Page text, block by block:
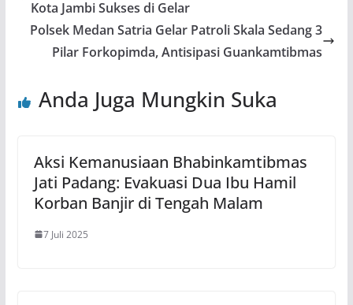
Kota Jambi Sukses di Gelar
Polsek Medan Satria Gelar Patroli Skala Sedang 3
Pilar Forkopimda, Antisipasi Guankamtibmas
Anda Juga Mungkin Suka
Aksi Kemanusiaan Bhabinkamtibmas
Jati Padang: Evakuasi Dua Ibu Hamil
Korban Banjir di Tengah Malam
7 Juli 2025